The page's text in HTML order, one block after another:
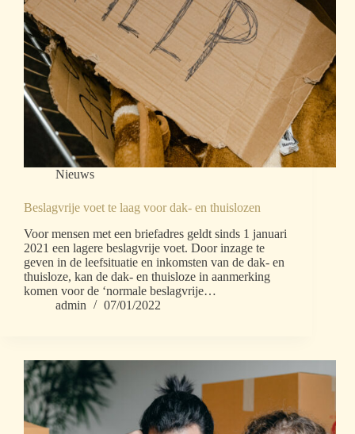
Nieuws
Beslagvrije voet te laag voor dak- en thuislozen
Voor mensen met een briefadres geldt sinds 1 januari
2021 een lagere beslagvrije voet. Door inzage te
geven in de leefsituatie en inkomsten van de dak- en
thuisloze, kan de dak- en thuisloze in aanmerking
komen voor de ‘normale beslagvrije…
admin
07/01/2022